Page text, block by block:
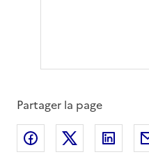
Partager la page
Partager surPartager sur